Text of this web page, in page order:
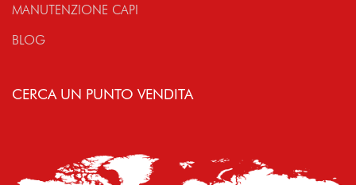
MANUTENZIONE CAPI
BLOG
CERCA UN PUNTO VENDITA